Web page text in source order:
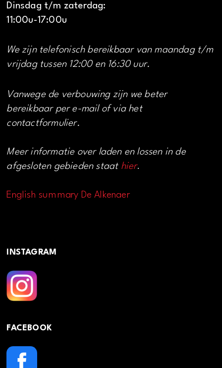
Dinsdag t/m zaterdag:
11:00u-17:00u
We zijn telefonisch bereikbaar van maandag t/m
vrijdag tussen 12:00 en 16:30 uur.
Vanwege de verbouwing zijn we beter
bereikbaar per e-mail of via het
contactformulier.
Meer informatie over laden en lossen in de
afgesloten gebieden staat hier.
English summary De Alkenaer
INSTAGRAM
FACEBOOK